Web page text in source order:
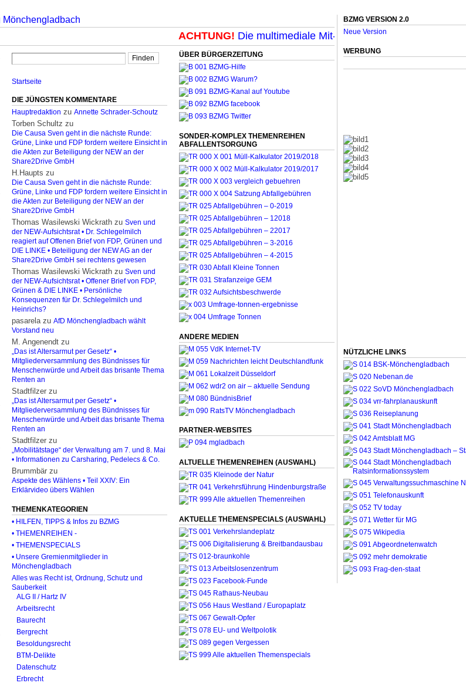
ACHTUNG!Die multimediale Mit-Mach-Zeitung für
Startseite
DIE JÜNGSTEN KOMMENTARE
Hauptredaktion zu Annette Schrader-Schoutz
Torben Schultz zu
Die Causa Sven geht in die nächste Runde:
Grüne, Linke und FDP fordern weitere Einsicht in
die Akten zur Beteiligung der NEW an der
Share2Drive GmbH
H.Haupts zu
Die Causa Sven geht in die nächste Runde:
Grüne, Linke und FDP fordern weitere Einsicht in
die Akten zur Beteiligung der NEW an der
Share2Drive GmbH
Thomas Wasilewski Wickrath zu Sven und
der NEW-Aufsichtsrat • Dr. Schlegelmilch
reagiert auf Offenen Brief von FDP, Grünen und
DIE LINKE • Beteiligung der NEW AG an der
Share2Drive GmbH sei rechtens gewesen
Thomas Wasilewski Wickrath zu Sven und
der NEW-Aufsichtsrat • Offener Brief von FDP,
Grünen & DIE LINKE • Persönliche
Konsequenzen für Dr. Schlegelmilch und
Heinrichs?
pasarelazu AfD Mönchengladbach wählt
Vorstand neu
M. Angenendt zu
„Das ist Altersarmut per Gesetz“ •
Mitgliederversammlung des Bündnisses für
Menschenwürde und Arbeit das brisante Thema
Renten an
Stadtfilzer zu
„Das ist Altersarmut per Gesetz“ •
Mitgliederversammlung des Bündnisses für
Menschenwürde und Arbeit das brisante Thema
Renten an
Stadtfilzer zu
„Mobilitätstage“ der Verwaltung am 7. und 8. Mai
• Informationen zu Carsharing, Pedelecs & Co.
Brummbär zu
Aspekte des Wählens • Teil XXIV: Ein
Erklärvideo übers Wählen
THEMENKATEGORIEN
• HILFEN, TIPPS & Infos zu BZMG
• THEMENREIHEN -
• THEMENSPECIALS
• Unsere Gremienmitglieder in
Mönchengladbach
Alles was Recht ist, Ordnung, Schutz und
Sauberkeit
ALG II / Hartz IV
Arbeitsrecht
Baurecht
Bergrecht
Besoldungsrecht
BTM-Delikte
Datenschutz
Erbrecht
ÜBER BÜRGERZEITUNG
SONDER-KOMPLEX THEMENREIHEN
ABFALLENTSORGUNG
ANDERE MEDIEN
PARTNER-WEBSITES
ALTUELLE THEMENREIHEN (AUSWAHL)
AKTUELLE THEMENSPECIALS (AUSWAHL)
BZMG VERSION 2.0
Neue Version
WERBUNG
NÜTZLICHE LINKS